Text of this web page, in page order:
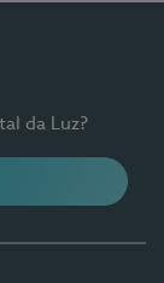
da Luz?